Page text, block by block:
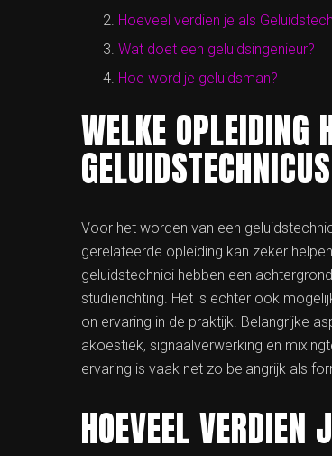
Hoeveel verdien je als
Wat doet een geluidsingenieur?
Hoe word je geluidsman?
WELKE OPLEIDING
Voor het worden van een
gerelateerde opleiding kan zeker
geluidstechnici hebben een
studierichting. Het is echter ook
on ervaring in de praktijk. Belangrijke
akoestiek, signaalverwerking en
ervaring is vaak net zo belangrijk als
HOEVEEL